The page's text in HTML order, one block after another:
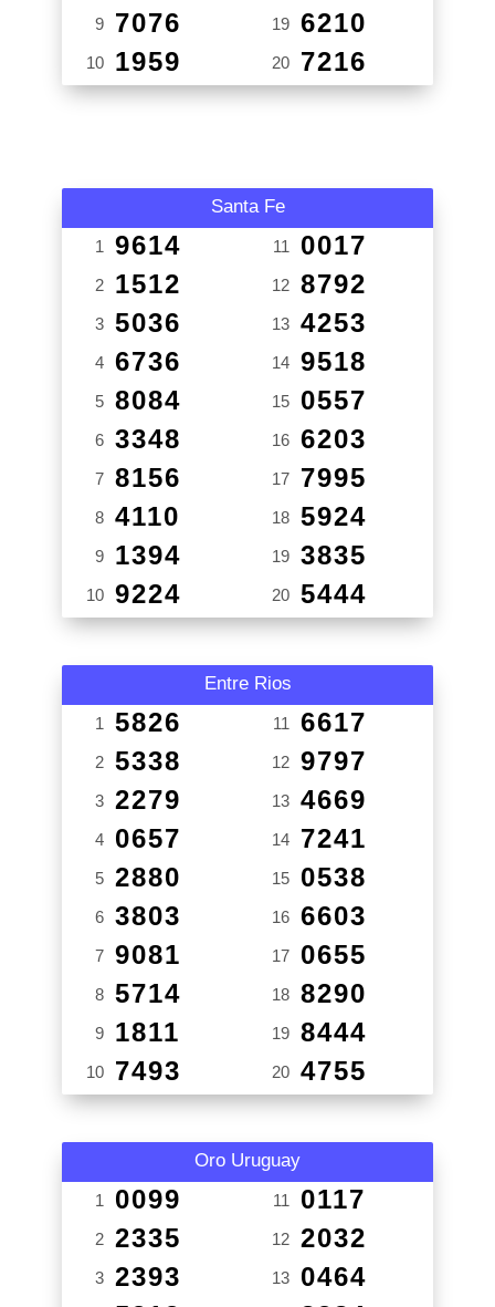
9 7076
10 1959
19 6210
20 7216
Santa Fe
1 9614
2 1512
3 5036
4 6736
5 8084
6 3348
7 8156
8 4110
9 1394
10 9224
11 0017
12 8792
13 4253
14 9518
15 0557
16 6203
17 7995
18 5924
19 3835
20 5444
Entre Rios
1 5826
2 5338
3 2279
4 0657
5 2880
6 3803
7 9081
8 5714
9 1811
10 7493
11 6617
12 9797
13 4669
14 7241
15 0538
16 6603
17 0655
18 8290
19 8444
20 4755
Oro Uruguay
1 0099
2 2335
3 2393
11 0117
12 2032
13 0464